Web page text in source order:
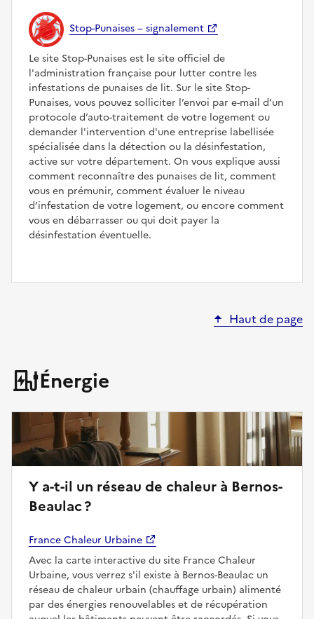
Stop-Punaises – signalement
Le site Stop-Punaises est le site officiel de
l'administration française pour lutter contre les
infestations de punaises de lit. Sur le site Stop-
Punaises, vous pouvez solliciter l’envoi par e-mail d’un
protocole d’auto-traitement de votre logement ou
demander l'intervention d'une entreprise labellisée
spécialisée dans la détection ou la désinfestation,
active sur votre département. On vous explique aussi
comment reconnaître des punaises de lit, comment
vous en prémunir, comment évaluer le niveau
d’infestation de votre logement, ou encore comment
vous en débarrasser ou qui doit payer la
désinfestation éventuelle.
Haut de page
Énergie
Y a-t-il un réseau de chaleur à Bernos-
Beaulac ?
France Chaleur Urbaine
Avec la carte interactive du site France Chaleur
Urbaine, vous verrez s'il existe à Bernos-Beaulac un
réseau de chaleur urbain (chauffage urbain) alimenté
par des énergies renouvelables et de récupération